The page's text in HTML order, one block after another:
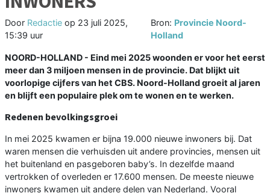
Door Redactie op 23 juli 2025,
15:39 uur
Bron: Provincie Noord-
Holland
NOORD-HOLLAND - Eind mei 2025 woonden er voor het eerst
meer dan 3 miljoen mensen in de provincie. Dat blijkt uit
voorlopige cijfers van het CBS. Noord-Holland groeit al jaren
en blijft een populaire plek om te wonen en te werken.
Redenen bevolkingsgroei
In mei 2025 kwamen er bijna 19.000 nieuwe inwoners bij. Dat
waren mensen die verhuisden uit andere provincies, mensen uit
het buitenland en pasgeboren baby’s. In dezelfde maand
vertrokken of overleden er 17.600 mensen. De meeste nieuwe
inwoners kwamen uit andere delen van Nederland. Vooral